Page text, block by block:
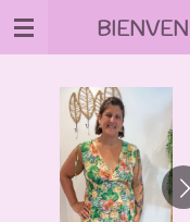
Passer
principal